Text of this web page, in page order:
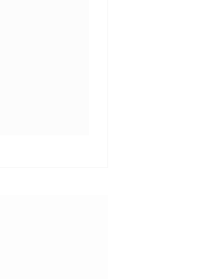
น
ท
ย
ม